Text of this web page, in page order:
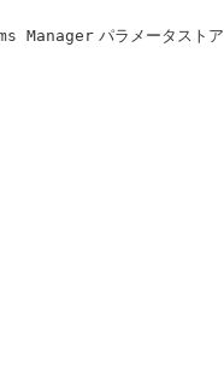
Manager パラメータストア